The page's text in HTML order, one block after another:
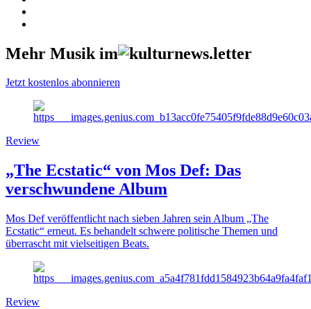
Mehr Musik im
Jetzt kostenlos abonnieren
Review
„The Ecstatic“ von Mos Def: Das
verschwundene Album
Mos Def veröffentlicht nach sieben Jahren sein Album „The
Ecstatic“ erneut. Es behandelt schwere politische Themen und
überrascht mit vielseitigen Beats.
Review